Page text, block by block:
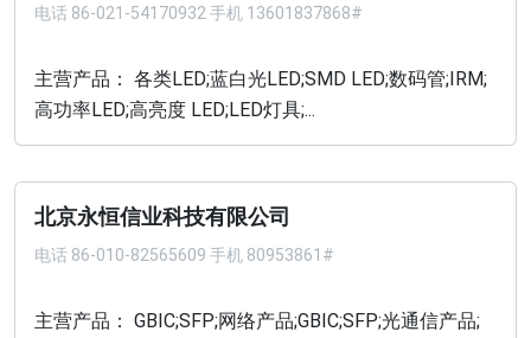
电话 86-021-54170932 手机 13601837868#
主营产品： 各类LED;蓝白光LED;SMD LED;数码管;IRM;
高功率LED;高亮度 LED;LED灯具;...
北京永恒信业科技有限公司
电话 86-010-82565609 手机 80953861#
主营产品： GBIC;SFP;网络产品;GBIC;SFP;光通信产品;